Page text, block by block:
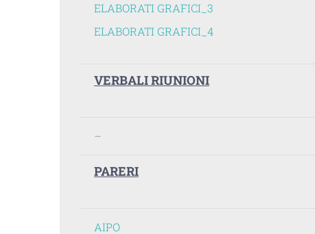
ELABORATI GRAFICI_3
ELABORATI GRAFICI_4
VERBALI RIUNIONI
–
PARERI
AIPO